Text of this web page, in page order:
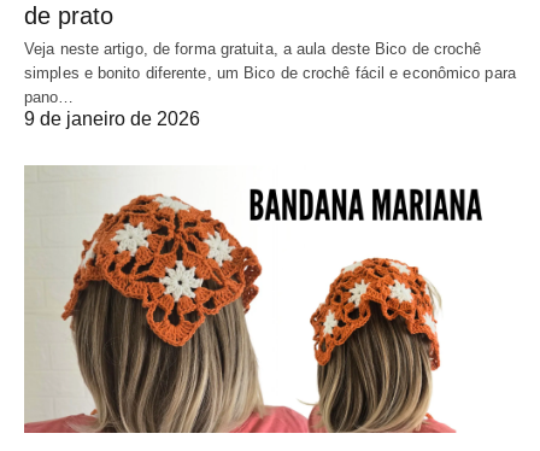
de prato
Veja neste artigo, de forma gratuita, a aula deste Bico de crochê
simples e bonito diferente, um Bico de crochê fácil e econômico para
pano…
9 de janeiro de 2026